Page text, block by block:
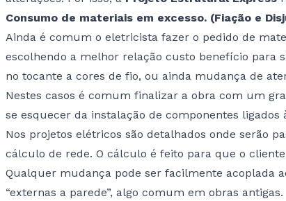
Consumo de materiais em excesso. (Fiação e
Ainda é comum o eletricista fazer o pedido de
escolhendo a melhor relação custo benefício para
no tocante a cores de fio, ou ainda mudança de
Nestes casos é comum finalizar a obra com um
se esquecer da instalação de componentes
Nos projetos elétricos são detalhados onde serão
cálculo de rede. O cálculo é feito para que o
Qualquer mudança pode ser facilmente acoplada
“externas a parede”, algo comum em obras antigas.